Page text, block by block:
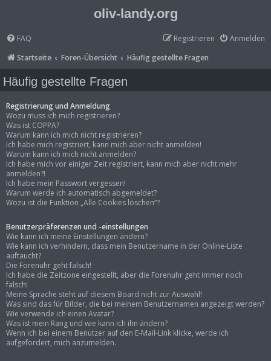
oliv-landy.org
FAQ Anmelden
Registrieren
Startseite
Foren-Übersicht Häufig gestellte Fragen
Häufig gestellte Fragen
Registrierung und Anmeldung
Wozu muss ich mich registrieren?
Was ist COPPA?
Warum kann ich mich nicht registrieren?
Ich habe mich registriert, kann mich aber nicht anmelden!
Warum kann ich mich nicht anmelden?
Ich habe mich vor einiger Zeit registriert, kann mich aber nicht mehr
anmelden?!
Ich habe mein Passwort vergessen!
Warum werde ich automatisch abgemeldet?
Wozu ist die Funktion „Alle Cookies löschen“?
Benutzerpräferenzen und -einstellungen
Wie kann ich meine Einstellungen ändern?
Wie kann ich verhindern, dass mein Benutzername in der Online-Liste
auftaucht?
Die Forenuhr geht falsch!
Ich habe die Zeitzone eingestellt, aber die Forenuhr geht immer noch
falsch!
Meine Sprache steht auf diesem Board nicht zur Auswahl!
Was sind das für Bilder, die bei meinem Benutzernamen angezeigt werden?
Wie verwende ich einen Avatar?
Was ist mein Rang und wie kann ich ihn ändern?
Wenn ich bei einem Benutzer auf den E-Mail-Link klicke, werde ich
aufgefordert, mich anzumelden.